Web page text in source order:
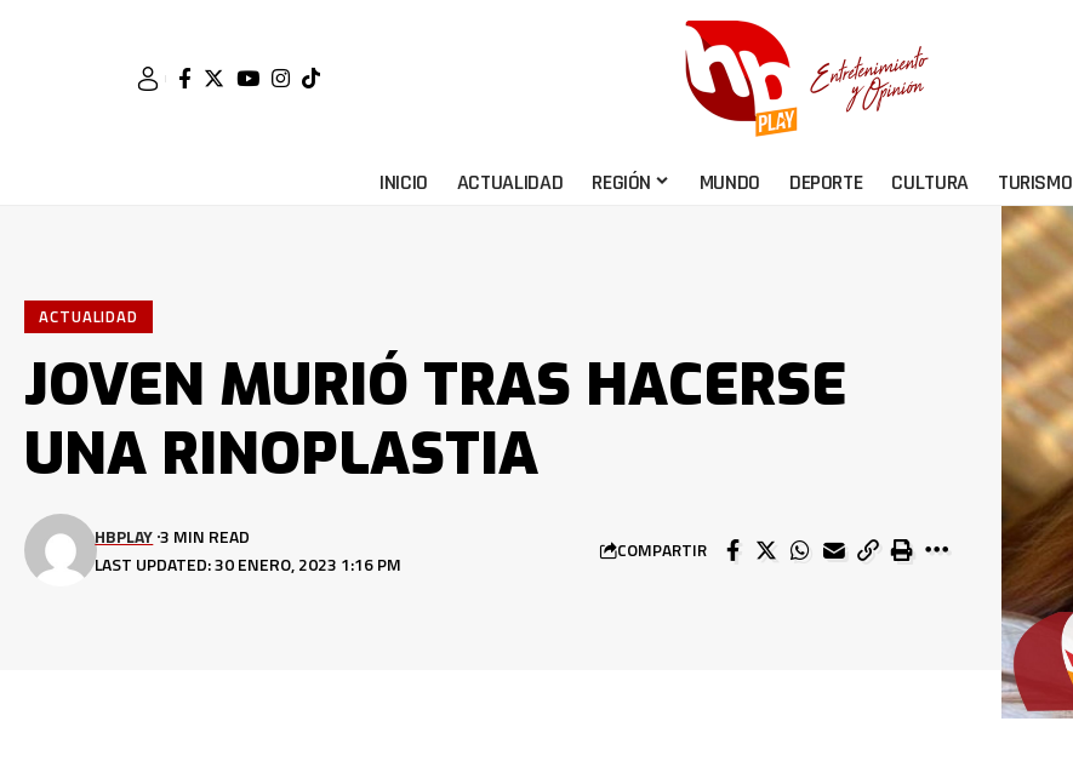
INICIO ACTUALIDAD REGIÓN MUNDO DEPORTE CULTURA TURISMO
ACTUALIDAD
JOVEN MURIÓ TRAS HACERSE
UNA RINOPLASTIA
LAST UPDATED: 30 ENERO, 2023 1:16 PM
HBPLAY 3 MIN READ
COMPARTIR